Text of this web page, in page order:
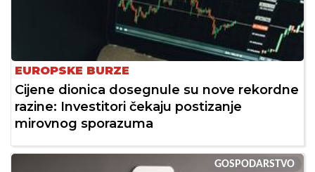
EUROPSKE BURZE
Cijene dionica dosegnule su nove rekordne
razine: Investitori čekaju postizanje
mirovnog sporazuma
GOSPODARSTVO